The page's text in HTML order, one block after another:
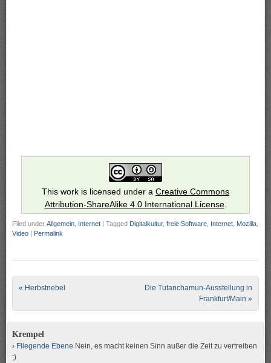
This work is licensed under a Creative Commons
Attribution-ShareAlike 4.0 International License.
Filed under Allgemein Internet Tagged Digitalkultur, freie Software Internet Mozilla
Video
Permalink
Post navigation
« Herbstnebel
Die Tutanchamun-Ausstellung in
Frankfurt/Main »
Krempel
Fliegende Ebene Nein, es macht keinen Sinn außer die Zeit zu vertreiben
;)